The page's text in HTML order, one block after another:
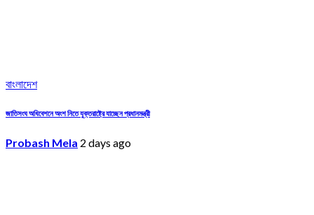
বাংলাদেশ
জাতিসংঘ অধিবেশনে অংশ নিতে যুক্তরাষ্ট্রে যাচ্ছেন প্রধানমন্ত্রী
Probash Mela 2 days ago